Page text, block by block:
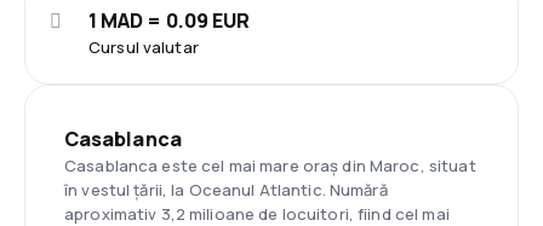
Cursul valutar
1 MAD = 0.09 EUR
Casablanca
Casablanca este cel mai mare oraș din Maroc, situat
în vestul țării, la Oceanul Atlantic. Numără
aproximativ 3,2 milioane de locuitori, fiind cel mai